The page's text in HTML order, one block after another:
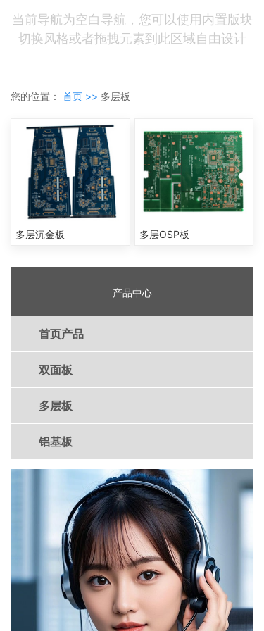
当前导航为空白导航，您可以使用内置版块
切换风格或者拖拽元素到此区域自由设计
您的位置： 首页 >> 多层板
多层沉金板 多层OSP板
产品中心
首页产品
双面板
多层板
铝基板